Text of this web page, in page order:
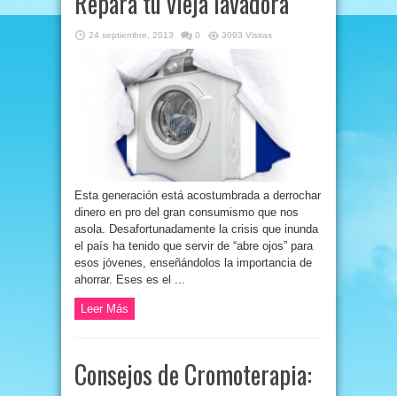
24 septiembre, 2013 0 3093 Visitas
Esta generación está acostumbrada a derrochar
dinero en pro del gran consumismo que nos
asola. Desafortunadamente la crisis que inunda
el país ha tenido que servir de “abre ojos” para
esos jóvenes, enseñándolos la importancia de
ahorrar. Eses es el ...
Leer Más
Consejos de Cromoterapia: